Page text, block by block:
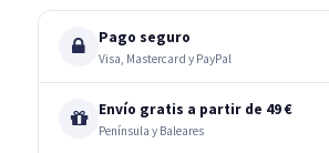
Pago seguro
Visa, Mastercard y PayPal
Envío gratis a partir de 49 €
Península y Baleares